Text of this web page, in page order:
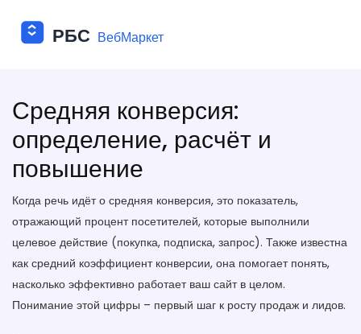
Средняя конверсия:
определение, расчёт и
повышение
Когда речь идёт о средняя конверсия, это показатель,
отражающий процент посетителей, которые выполнили
целевое действие (покупка, подписка, запрос). Также известна
как средний коэффициент конверсии, она помогает понять,
насколько эффективно работает ваш сайт в целом.
Понимание этой цифры – первый шаг к росту продаж и лидов.